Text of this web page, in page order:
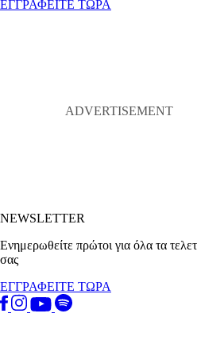
ΕΓΓΡΑΦΕΙΤΕ ΤΩΡΑ
NEWSLETTER
Ενημερωθείτε πρώτοι για όλα τα
σας
ΕΓΓΡΑΦΕΙΤΕ ΤΩΡΑ